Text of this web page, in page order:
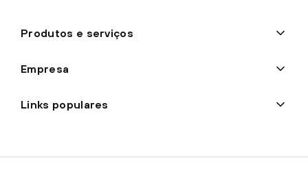
Produtos e serviços
Empresa
Links populares